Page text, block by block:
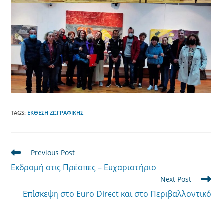
TAGS: ΈΚΘΕΣΗ ΖΩΓΡΑΦΙΚΉΣ
Read
more
articles
Previous Post
Εκδρομή στις Πρέσπες – Ευχαριστήριο
Next Post
Επίσκεψη στο Euro Direct και στο Περιβαλλοντικό